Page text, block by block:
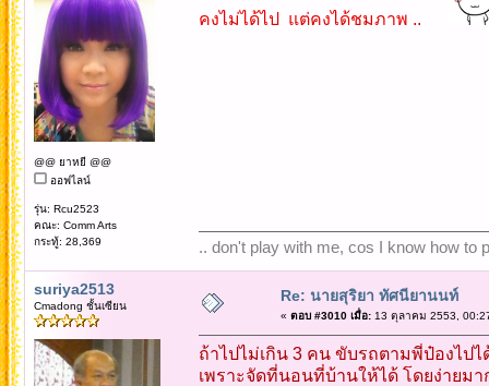
@@ ยาหยี @@
ออฟไลน์
รุ่น: Rcu2523
คณะ: Comm Arts
กระทู้: 28,369
คงไม่ได้ไป แต่คงได้ชมภาพ ..
.. don't play with me, cos I know how to
suriya2513
Cmadong ชั้นเซียน
Re: นายสุริยา ทัศนียานนท์
« ตอบ #3010 เมื่อ:13 ตุลาคม 2553,
ถ้าไปไม่เกิน 3 คน ขับรถตามพี่ป๋องไปไ
เพราะจัดที่นอนที่บ้านให้ได้ โดยง่ายมา